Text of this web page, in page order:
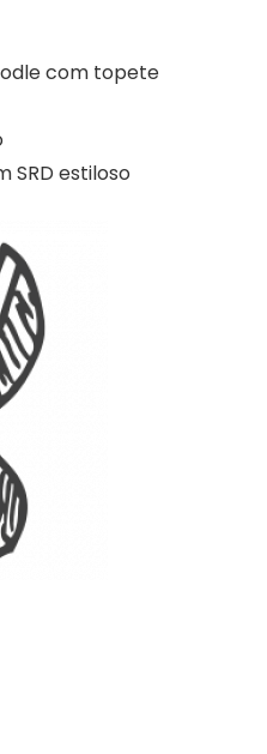
com topete
SRD estiloso